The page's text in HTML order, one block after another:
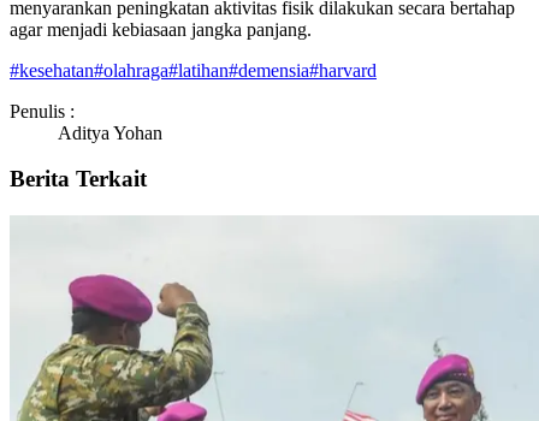
menyarankan peningkatan aktivitas fisik dilakukan secara bertahap
agar menjadi kebiasaan jangka panjang.
#kesehatan#olahraga#latihan#demensia#harvard
Penulis :
Aditya Yohan
Berita Terkait